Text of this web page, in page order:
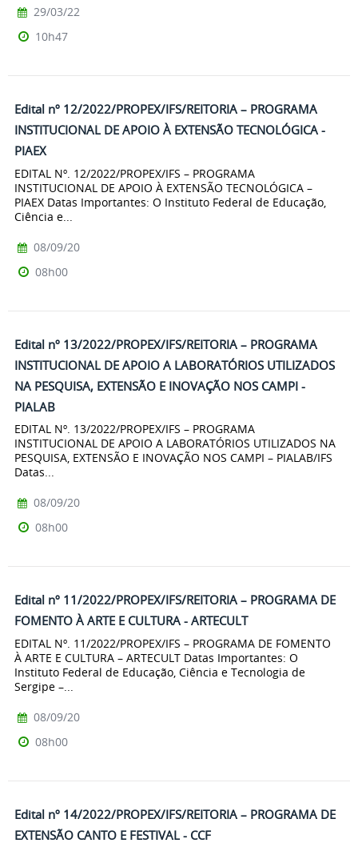
29/03/22
10h47
Edital nº 12/2022/PROPEX/IFS/REITORIA – PROGRAMA
INSTITUCIONAL DE APOIO À EXTENSÃO TECNOLÓGICA -
PIAEX
EDITAL Nº. 12/2022/PROPEX/IFS – PROGRAMA
INSTITUCIONAL DE APOIO À EXTENSÃO TECNOLÓGICA –
PIAEX Datas Importantes: O Instituto Federal de Educação,
Ciência e...
08/09/20
08h00
Edital nº 13/2022/PROPEX/IFS/REITORIA – PROGRAMA
INSTITUCIONAL DE APOIO A LABORATÓRIOS UTILIZADOS
NA PESQUISA, EXTENSÃO E INOVAÇÃO NOS CAMPI -
PIALAB
EDITAL Nº. 13/2022/PROPEX/IFS – PROGRAMA
INSTITUCIONAL DE APOIO A LABORATÓRIOS UTILIZADOS NA
PESQUISA, EXTENSÃO E INOVAÇÃO NOS CAMPI – PIALAB/IFS
Datas...
08/09/20
08h00
Edital nº 11/2022/PROPEX/IFS/REITORIA – PROGRAMA DE
FOMENTO À ARTE E CULTURA - ARTECULT
EDITAL Nº. 11/2022/PROPEX/IFS – PROGRAMA DE FOMENTO
À ARTE E CULTURA – ARTECULT Datas Importantes: O
Instituto Federal de Educação, Ciência e Tecnologia de
Sergipe –...
08/09/20
08h00
Edital nº 14/2022/PROPEX/IFS/REITORIA – PROGRAMA DE
EXTENSÃO CANTO E FESTIVAL - CCF